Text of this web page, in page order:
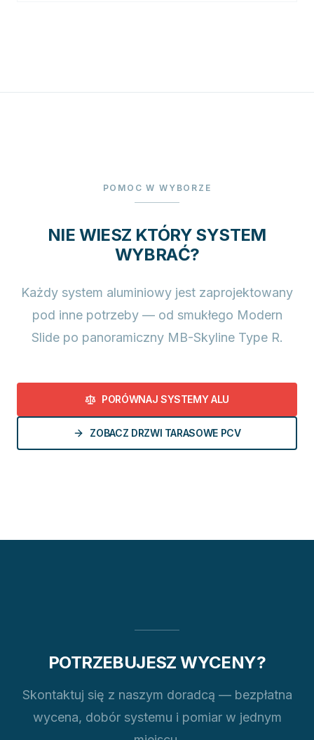
POMOC W WYBORZE
NIE WIESZ KTÓRY SYSTEM
WYBRAĆ?
Każdy system aluminiowy jest zaprojektowany
pod inne potrzeby — od smukłego Modern
Slide po panoramiczny MB-Skyline Type R.
PORÓWNAJ SYSTEMY ALU
ZOBACZ DRZWI TARASOWE PCV
POTRZEBUJESZ WYCENY?
Skontaktuj się z naszym doradcą — bezpłatna
wycena, dobór systemu i pomiar w jednym